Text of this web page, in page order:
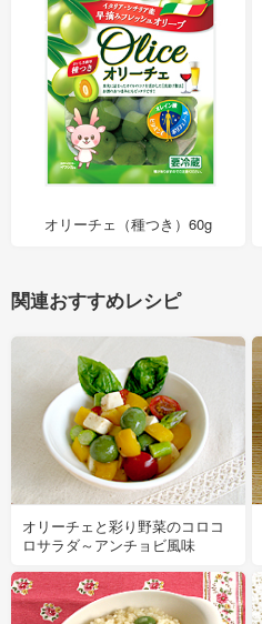
オリーチェ（種つき）60g
関連おすすめレシピ
オリーチェと彩り野菜のコロコ
ロサラダ～アンチョビ風味